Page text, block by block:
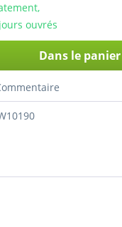
ouvrés
Dans le panier
Hinzugefügt